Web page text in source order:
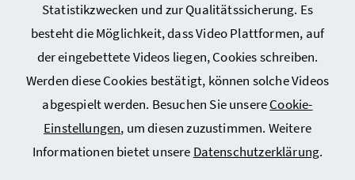
Statistikzwecken und zur Qualitätssicherung. Es
besteht die Möglichkeit, dass Video Plattformen, auf
der eingebettete Videos liegen, Cookies schreiben.
Werden diese Cookies bestätigt, können solche Videos
abgespielt werden. Besuchen Sie unsereCookie-
Einstellungen, um diesen zuzustimmen. Weitere
Informationen bietet unsere Datenschutzerklärung.
Webseiten Kunst und Kultur
Service